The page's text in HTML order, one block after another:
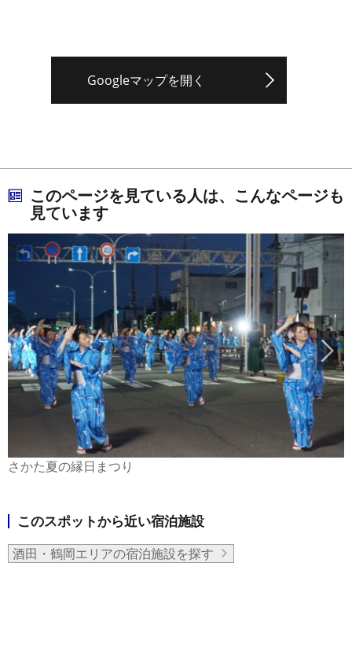
Googleマップを開く
このページを見ている人は、こんなページも
見ています
さかた夏の縁日まつり
このスポットから近い宿泊施設
酒田・鶴岡エリアの宿泊施設を探す